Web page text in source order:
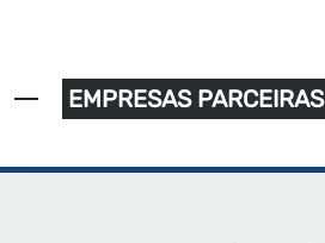
EMPRESAS PARCEIRAS